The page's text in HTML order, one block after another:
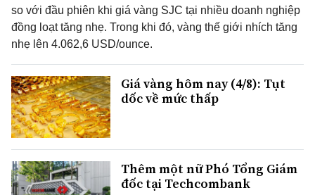
so với đầu phiên khi giá vàng SJC tại nhiều doanh nghiệp
đồng loạt tăng nhẹ. Trong khi đó, vàng thế giới nhích tăng
nhẹ lên 4.062,6 USD/ounce.
Giá vàng hôm nay (4/8): Tụt
dốc về mức thấp
Thêm một nữ Phó Tổng Giám
đốc tại Techcombank